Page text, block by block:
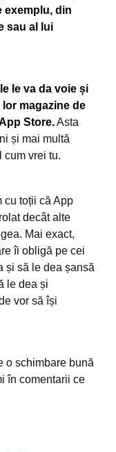
exemplu, din
sau al lui
le va da voie și
magazine de
Store.Asta
și mai multă
cum vrei tu.
cu toții că App
decât alte
Mai exact,
îi obligă pe cei
și să le dea șansă
le dea și
vor să își
o schimbare bună
în comentarii ce